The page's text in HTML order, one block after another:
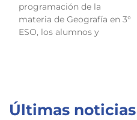
programación de la
materia de Geografía en 3°
ESO, los alumnos y
Últimas noticias